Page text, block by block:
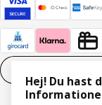
Hej! Du hast